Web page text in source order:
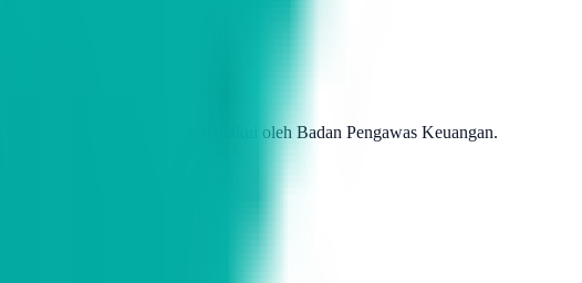
lisensi yang sah dan diakui oleh Badan Pengawas Keuangan.